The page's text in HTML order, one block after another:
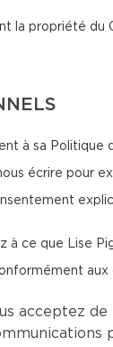
la propriété
à sa
écrire pour
à ce que Lise
aux
acceptez